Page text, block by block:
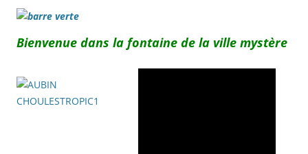
Bienvenue dans la fontaine de la ville mystère